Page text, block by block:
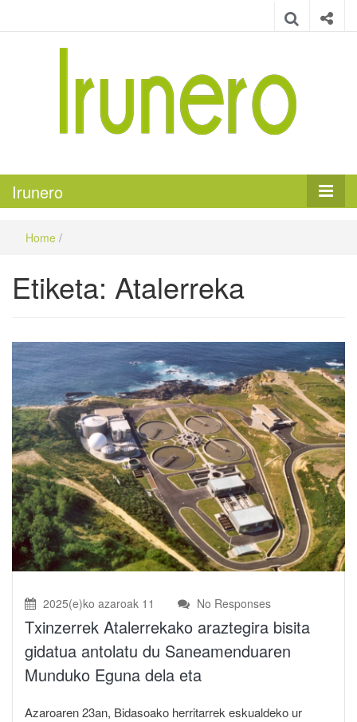
Irunero
Home /
Etiketa: Atalerreka
2025(e)ko azaroak 11 No Responses
Txinzerrek Atalerrekako araztegira bisita
gidatua antolatu du Saneamenduaren
Munduko Eguna dela eta
Azaroaren 23an, Bidasoako herritarrek eskualdeko ur